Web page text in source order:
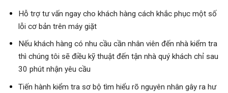
Hỗ trợ tư vấn ngay cho khách hàng cách khắc phục một số
lỗi cơ bản trên máy giặt
Nếu khách hàng có nhu cầu cần nhân viên đến nhà kiểm tra
thì chúng tôi sẽ điều kỹ thuật đến tận nhà quý khách chỉ sau
30 phút nhận yêu cầu
Tiến hành kiểm tra sơ bộ tìm hiểu rõ nguyên nhân gây ra hư